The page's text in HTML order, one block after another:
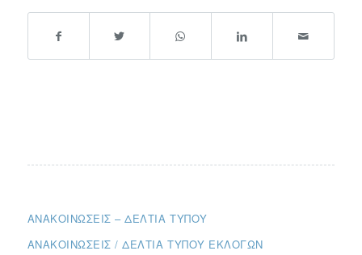
ΑΝΑΚΟΙΝΏΣΕΙΣ – ΔΕΛΤΊΑ ΤΎΠΟΥ
ΑΝΑΚΟΙΝΏΣΕΙΣ / ΔΕΛΤΊΑ ΤΎΠΟΥ ΕΚΛΟΓΏΝ